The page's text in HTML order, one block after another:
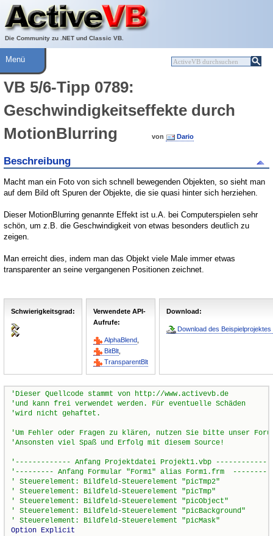
Die Community zu .NET und Classic VB.
Über ActiveVB
Hilfe
Menü
VB 5/6-Tipp 0789:
Geschwindigkeitseffekte durch
MotionBlurring
von Dario
Beschreibung
Macht man ein Foto von sich schnell bewegenden Objekten, so sieht man
auf dem Bild oft Spuren der Objekte, die sie quasi hinter sich herziehen.
Dieser MotionBlurring genannte Effekt ist u.A. bei Computerspielen sehr
schön, um z.B. die Geschwindigkeit von etwas besonders deutlich zu
zeigen.
Man erreicht dies, indem man das Objekt viele Male immer etwas
transparenter an seine vergangenen Positionen zeichnet.
Schwierigkeitsgrad:
Verwendete API-
Aufrufe:
AlphaBlend
BitBlt,
TransparentBlt
Download:
Download des Beispielprojektes
Option Explicit